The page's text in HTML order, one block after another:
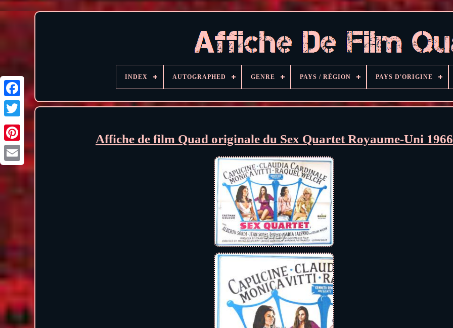
INDEX AUTOGRAPHED GENRE PAYS / RÉGION PAYS D'ORIGINE
Affiche de film Quad originale du Sex Quartet Royaume-Uni 1966